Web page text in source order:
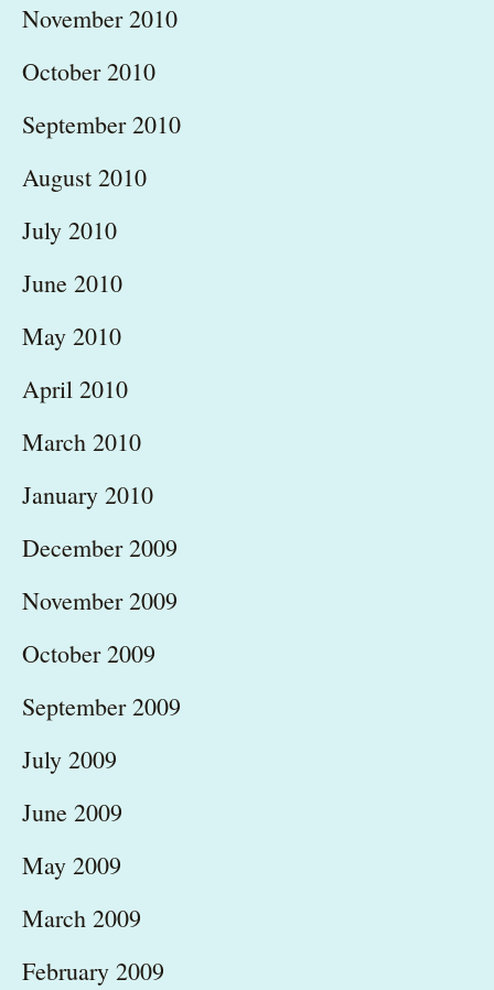
November 2010
October 2010
September 2010
August 2010
July 2010
June 2010
May 2010
April 2010
March 2010
January 2010
December 2009
November 2009
October 2009
September 2009
July 2009
June 2009
May 2009
March 2009
February 2009